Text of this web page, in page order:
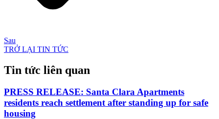
Sau
TRỞ LẠI TIN TỨC
Tin tức liên quan
PRESS RELEASE: Santa Clara Apartments
residents reach settlement after standing up for safe
housing